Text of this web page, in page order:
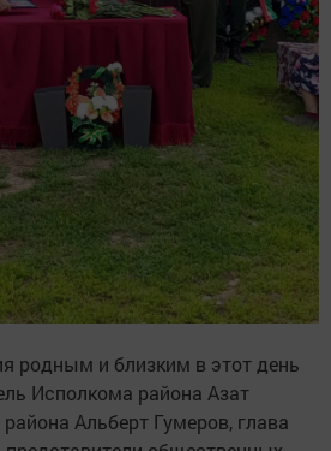
родным и близким в этот день
Исполкома района Азат
Альберт Гумеров, глава